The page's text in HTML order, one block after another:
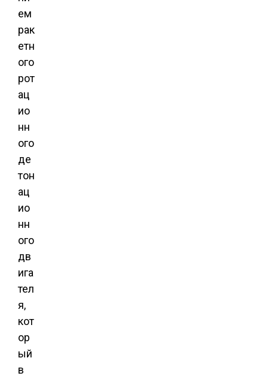
ем
рак
етн
ого
рот
ац
ио
нн
ого
де
тон
ац
ио
нн
ого
дв
ига
тел
я,
кот
ор
ый
в